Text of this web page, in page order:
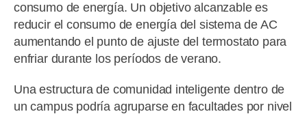
consumo de energía. Un objetivo alcanzable es
reducir el consumo de energía del sistema de AC
aumentando el punto de ajuste del termostato para
enfriar durante los períodos de verano.
Una estructura de comunidad inteligente dentro de
un campus podría agruparse en facultades por nivel